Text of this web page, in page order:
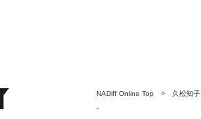
NADiff Online Top > 久松知子
-